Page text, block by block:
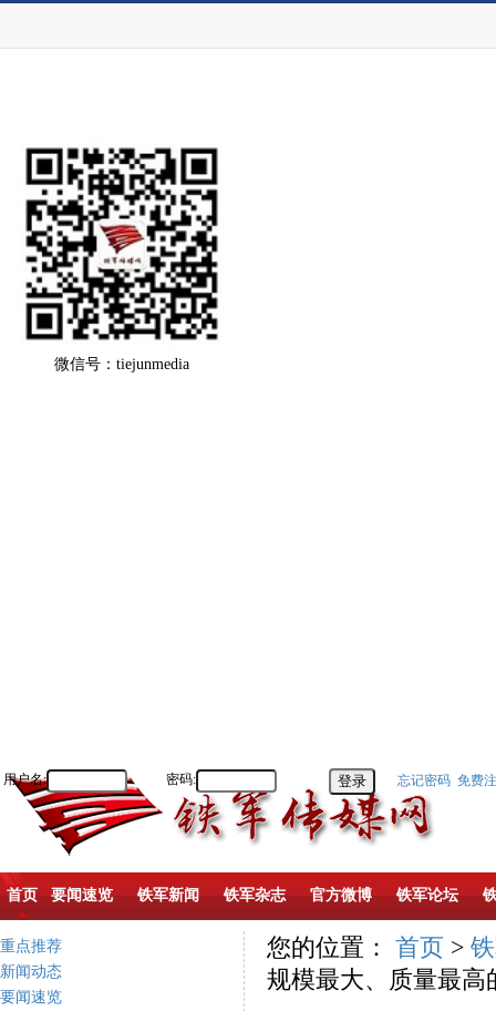
微信号：tiejunmedia
用户名: 密码: 忘记密码 免费
首页 要闻速览 铁军新闻 铁军杂志 官方微博 铁军论坛
重点推荐
新闻动态
要闻速览
您的位置： 首页 >
规模最大、质量最高